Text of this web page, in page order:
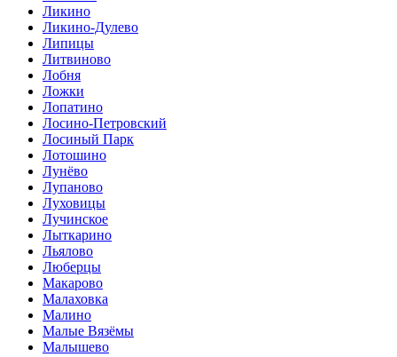
Ликино
Ликино-Дулево
Липицы
Литвиново
Лобня
Ложки
Лопатино
Лосино-Петровский
Лосиный Парк
Лотошино
Лунёво
Лупаново
Луховицы
Лучинское
Лыткарино
Льялово
Люберцы
Макарово
Малаховка
Малино
Малые Вязёмы
Малышево